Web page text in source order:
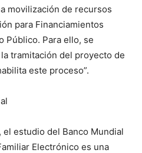
movilización de recursos
para Financiamientos
Público. Para ello, se
tramitación del proyecto de
este proceso”.
estudio del Banco Mundial
Electrónico es una